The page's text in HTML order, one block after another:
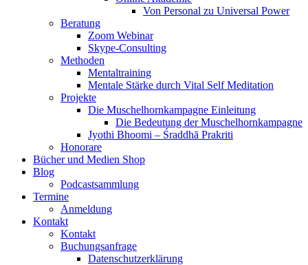
Von Personal zu Universal Power
Beratung
Zoom Webinar
Skype-Consulting
Methoden
Mentaltraining
Mentale Stärke durch Vital Self Meditation
Projekte
Die Muschelhornkampagne Einleitung
Die Bedeutung der Muschelhornkampagne
Jyothi Bhoomi – Śraddhā Prakriti
Honorare
Bücher und Medien Shop
Blog
Podcastsammlung
Termine
Anmeldung
Kontakt
Kontakt
Buchungsanfrage
Datenschutzerklärung